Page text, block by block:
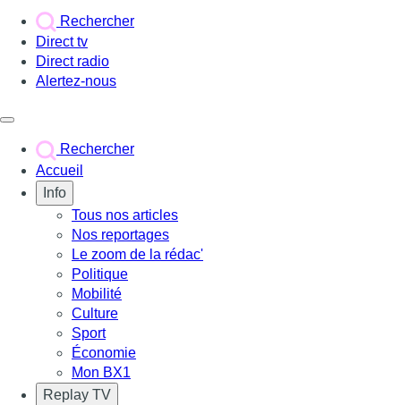
Rechercher
Direct tv
Direct radio
Alertez-nous
Rechercher
Accueil
Info
Tous nos articles
Nos reportages
Le zoom de la rédac'
Politique
Mobilité
Culture
Sport
Économie
Mon BX1
Replay TV